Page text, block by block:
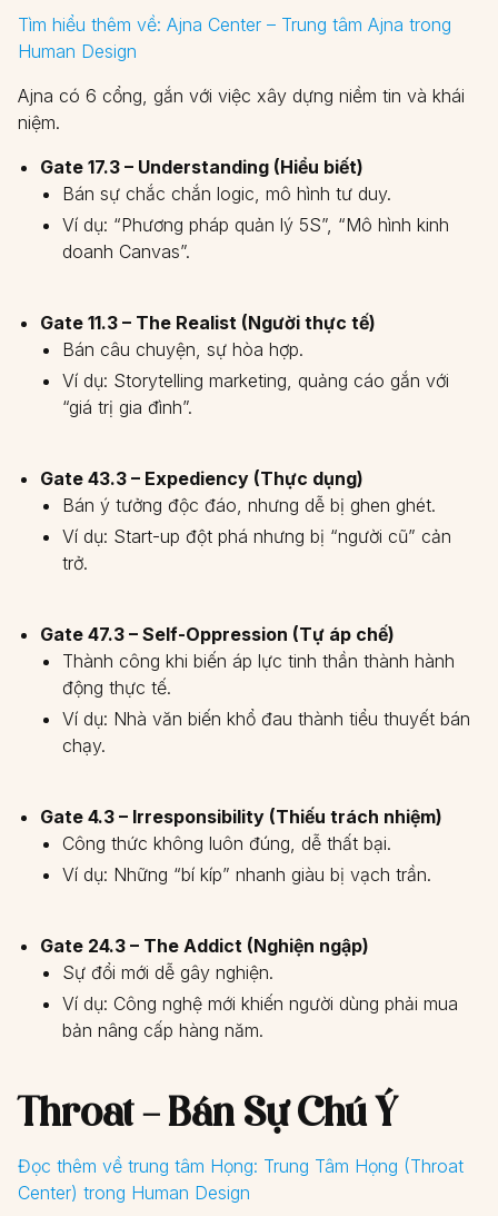
Tìm hiểu thêm về: Ajna Center – Trung tâm Ajna trong
Human Design
Ajna có 6 cổng, gắn với việc xây dựng niềm tin và khái
niệm.
Gate 17.3 – Understanding (Hiểu biết)
Bán sự chắc chắn logic, mô hình tư duy.
Ví dụ: “Phương pháp quản lý 5S”, “Mô hình kinh
doanh Canvas”.
Gate 11.3 – The Realist (Người thực tế)
Bán câu chuyện, sự hòa hợp.
Ví dụ: Storytelling marketing, quảng cáo gắn với
“giá trị gia đình”.
Gate 43.3 – Expediency (Thực dụng)
Bán ý tưởng độc đáo, nhưng dễ bị ghen ghét.
Ví dụ: Start-up đột phá nhưng bị “người cũ” cản
trở.
Gate 47.3 – Self-Oppression (Tự áp chế)
Thành công khi biến áp lực tinh thần thành hành
động thực tế.
Ví dụ: Nhà văn biến khổ đau thành tiểu thuyết bán
chạy.
Gate 4.3 – Irresponsibility (Thiếu trách nhiệm)
Công thức không luôn đúng, dễ thất bại.
Ví dụ: Những “bí kíp” nhanh giàu bị vạch trần.
Gate 24.3 – The Addict (Nghiện ngập)
Sự đổi mới dễ gây nghiện.
Ví dụ: Công nghệ mới khiến người dùng phải mua
bản nâng cấp hàng năm.
Throat – Bán Sự Chú Ý
Đọc thêm về trung tâm Họng: Trung Tâm Họng (Throat
Center) trong Human Design